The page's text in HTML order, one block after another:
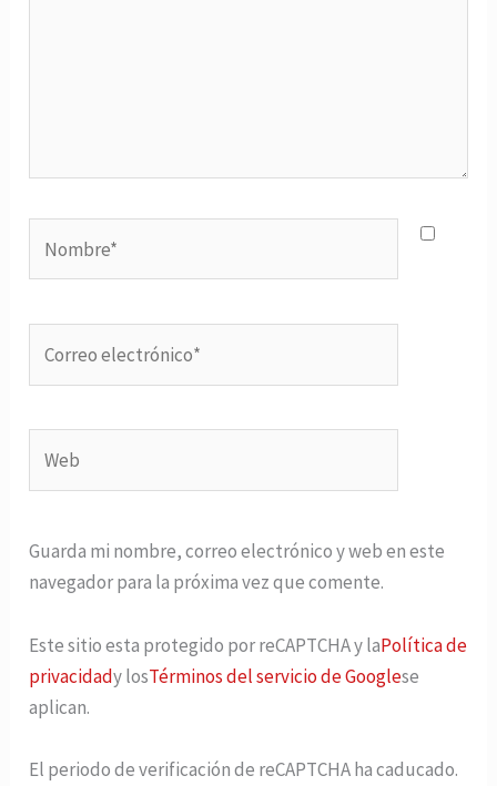
electrónico*
Guarda mi nombre, correo electrónico y web en este
navegador para la próxima vez que comente.
Este sitio esta protegido por reCAPTCHA y laPolítica de
privacidady losTérminos del servicio de Googlese
aplican.
El periodo de verificación de reCAPTCHA ha caducado.